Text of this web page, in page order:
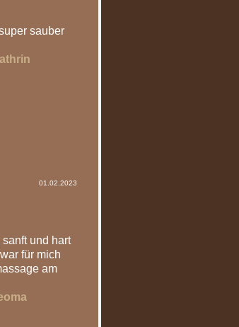
sauber
01.02.2023
und hart
für mich
am